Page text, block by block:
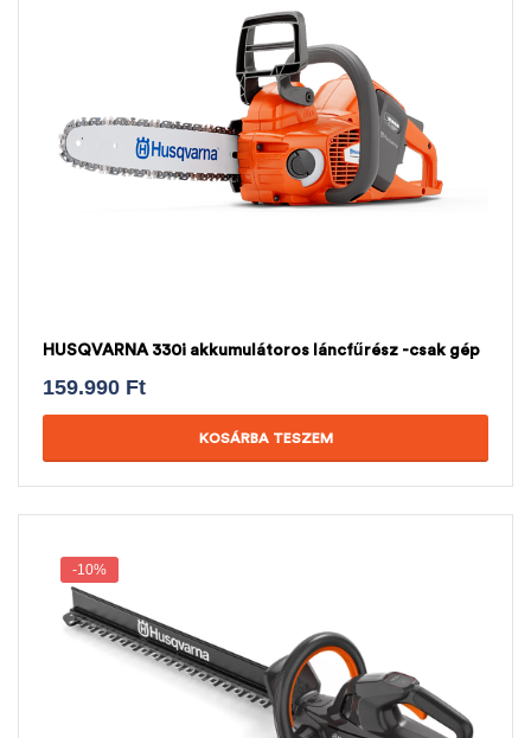
HUSQVARNA 330i akkumulátoros láncfűrész -csak gép
159.990 Ft
KOSÁRBA TESZEM
-10%